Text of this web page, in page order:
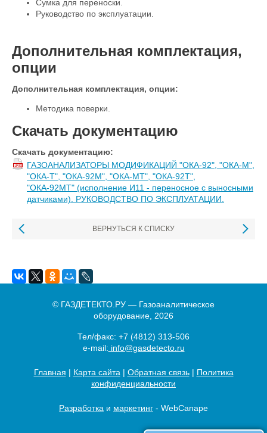
Сумка для переноски.
Руководство по эксплуатации.
Дополнительная комплектация,
опции
Дополнительная комплектация, опции:
Методика поверки.
Скачать документацию
Скачать документацию:
ГАЗОАНАЛИЗАТОРЫ МОДИФИКАЦИЙ "ОКА-92", "ОКА-М",
"ОКА-Т", "ОКА-92М", "ОКА-МТ", "ОКА-92Т",
"ОКА-92МТ" (исполнение И11 - переносное с выносными
датчиками). РУКОВОДСТВО ПО ЭКСПЛУАТАЦИИ.
ВЕРНУТЬСЯ К СПИСКУ
© ГАЗДЕТЕКТО.РУ — Газоаналитическое
оборудование, 2026
Тел/факс: +7 (4812) 313-506
e-mail: info@gasdetecto.ru
Главная | Карта сайта | Обратная связь| Политика
конфиденциальности
Разработка и маркетинг - WebCanape